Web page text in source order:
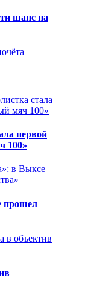
шанс на
первой
100»
прошел